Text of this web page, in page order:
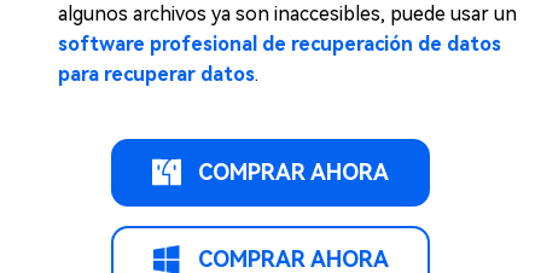
algunos archivos ya son inaccesibles, puede usar un
software profesional de recuperación de datos
para recuperar datos.
COMPRAR AHORA
COMPRAR AHORA